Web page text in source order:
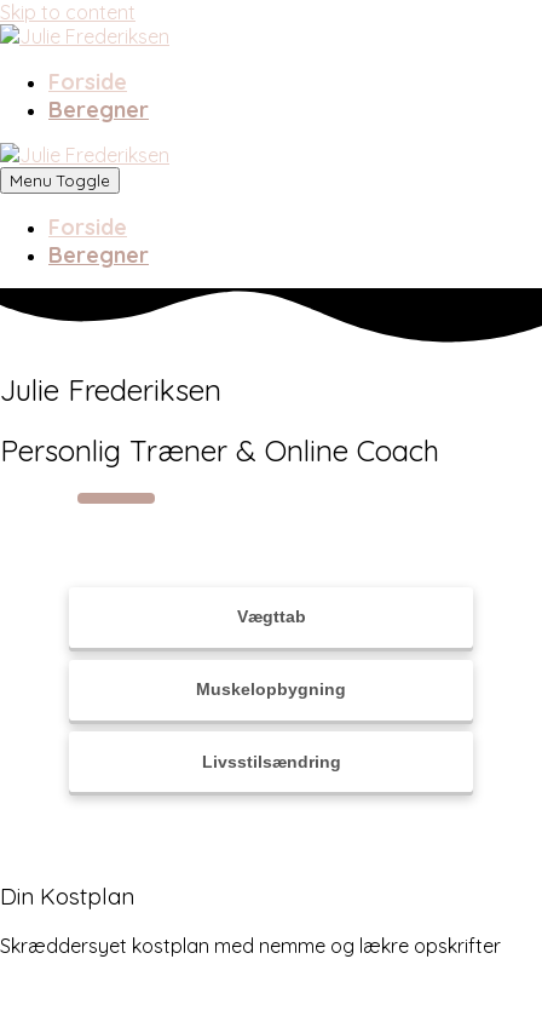
Skip to content
Forside
Beregner
Menu Toggle
Forside
Beregner
Julie Frederiksen
Personlig Træner & Online Coach
Vægttab
Muskelopbygning
Livsstilsændring
Kvinde
Under 18-25år
Mellem 25-35år
Over 35år
Din Kostplan
Skræddersyet kostplan med nemme og lækre opskrifter